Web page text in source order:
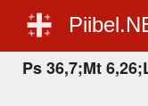
Ps 36,7;Mt